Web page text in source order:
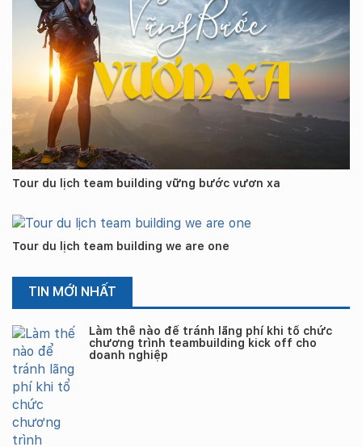
Tour du lịch team building vững bước vươn xa
Tour du lịch team building we are one
TIN MỚI NHẤT
Làm thế nào để tránh lãng phí khi tổ chức
chương trình teambuilding kick off cho
doanh nghiệp